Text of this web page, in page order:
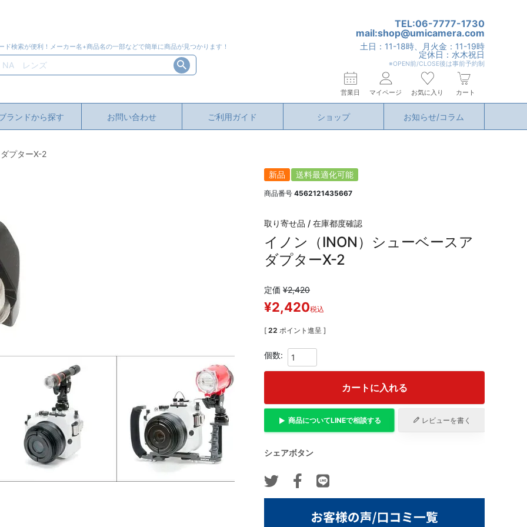
ド検索が便利！メーカー名+商品名の一部などで簡単に商品が見つかります！
TEL:06-7777-1730
mail:shop@umicamera.com
土日：11-18時、月火金：11-19時
定休日：水木祝日
※OPEN前/CLOSE後は事前予約制
営業日 マイページ お気に入り カート
ランドから探す お問い合わせ ご利用ガイド ショップ お知らせ/コラム
プターX-2
新品 送料最適化可能
商品番号 4562121435667
取り寄せ品 / 在庫都度確認
イノン（INON）シューベースア
ダプターX-2
定価 ¥2,420
¥2,420税込
[ 22 ポイント進呈 ]
カートに入れる
商品についてLINEで相談する レビューを書く
シェアボタン